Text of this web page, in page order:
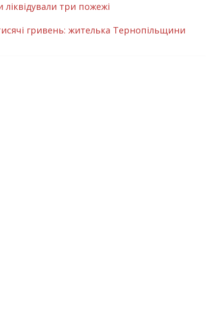
три пожежі
гривень: жителька Тернопільщини